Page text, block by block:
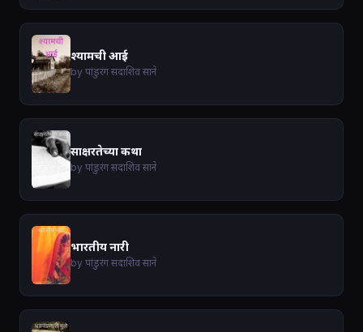
श्यामची आई
by पांडुरंग सदाशिव साने
साक्षरतेच्या कथा
by पांडुरंग सदाशिव साने
भारतीय नारी
by पांडुरंग सदाशिव साने